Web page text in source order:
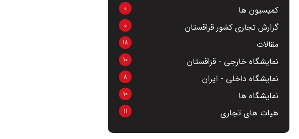
کمیسیون ها 0
گزارش تجاری کشور قزاقستان 0
مقالات 18
نمایشگاه خارجی - قزاقستان 10
نمایشگاه داخلی - ایران 8
نمایشگاه ها 10
هیات های تجاری 11